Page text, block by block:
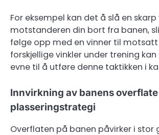
For eksempel kan det å slå en
motstanderen din bort fra banen,
følge opp med en vinner til motsatt
forskjellige vinkler under trening
evne til å utføre denne taktikken i
Innvirkning av banens overflate
plasseringstrategi
Overflaten på banen påvirker i stor